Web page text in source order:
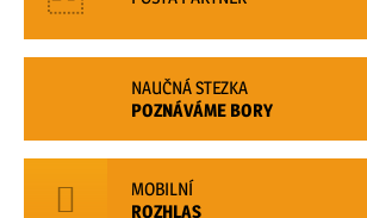
NAUČNÁ STEZKA
POZNÁVÁME BORY
MOBILNÍ
ROZHLAS